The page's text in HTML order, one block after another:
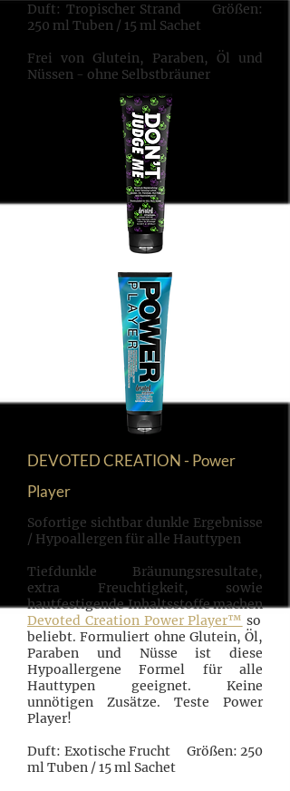
Duft: Tropischer Strand Größen:
250 ml Tuben / 15 ml Sachet
Frei von Glutein, Paraben, Öl und
Nüssen - ohne Selbstbräuner
DEVOTED CREATION - Power
Player
Sofortige sichtbar dunkle Ergebnisse
/ Hypoallergen für alle Hauttypen
Tiefdunkle Bräunungsresultate,
extra Freuchtigkeit, sowie
hautfestigende Inhaltsstoffe machen
Devoted Creation Power Player™ so
beliebt. Formuliert ohne Glutein, Öl,
Paraben und Nüsse ist diese
Hypoallergene Formel für alle
Hauttypen geeignet. Keine
unnötigen Zusätze. Teste Power
Player!
Duft: Exotische Frucht Größen: 250
ml Tuben / 15 ml Sachet